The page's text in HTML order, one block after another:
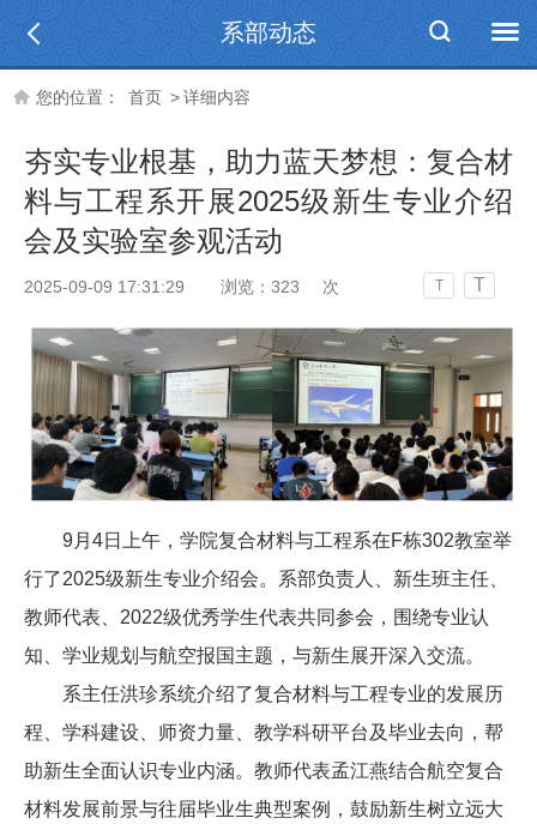
系部动态
您的位置： 首页 >详细内容
夯实专业根基，助力蓝天梦想：复合材
料与工程系开展2025级新生专业介绍
会及实验室参观活动
2025-09-09 17:31:29 浏览： 323 次 T T
9月4日上午，学院复合材料与工程系在F栋302教室举
行了2025级新生专业介绍会。系部负责人、新生班主任、
教师代表、2022级优秀学生代表共同参会，围绕专业认
知、学业规划与航空报国主题，与新生展开深入交流。
系主任洪珍系统介绍了复合材料与工程专业的发展历
程、学科建设、师资力量、教学科研平台及毕业去向，帮
助新生全面认识专业内涵。教师代表孟江燕结合航空复合
材料发展前景与往届毕业生典型案例，鼓励新生树立远大